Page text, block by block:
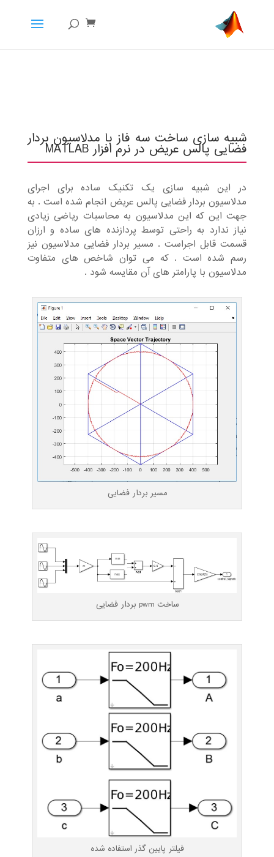
شبیه سازی ساخت سه فاز با مدلاسیون بردار
فضایی پالس عریض در نرم افزار MATLAB
در این شبیه سازی یک تکنیک ساده برای اجرای
مدلاسیون بردار فضایی پالس عریض انجام شده است . به
جهت این که این مدلاسیون به محاسبات ریاضی زیادی
نیاز ندارد به راحتی توسط پردازنده های ساده و ارزان
قسمت قابل اجراست . مسیر بردار فضایی مدلاسیون نیز
رسم شده است . که می توان شاخص های متفاوت
مدلاسیون با پارامتر های آن مقایسه شود .
مسیر بردار فضایی
ساخت pwm بردار فضایی
فیلتر پایین گذر استفاده شده